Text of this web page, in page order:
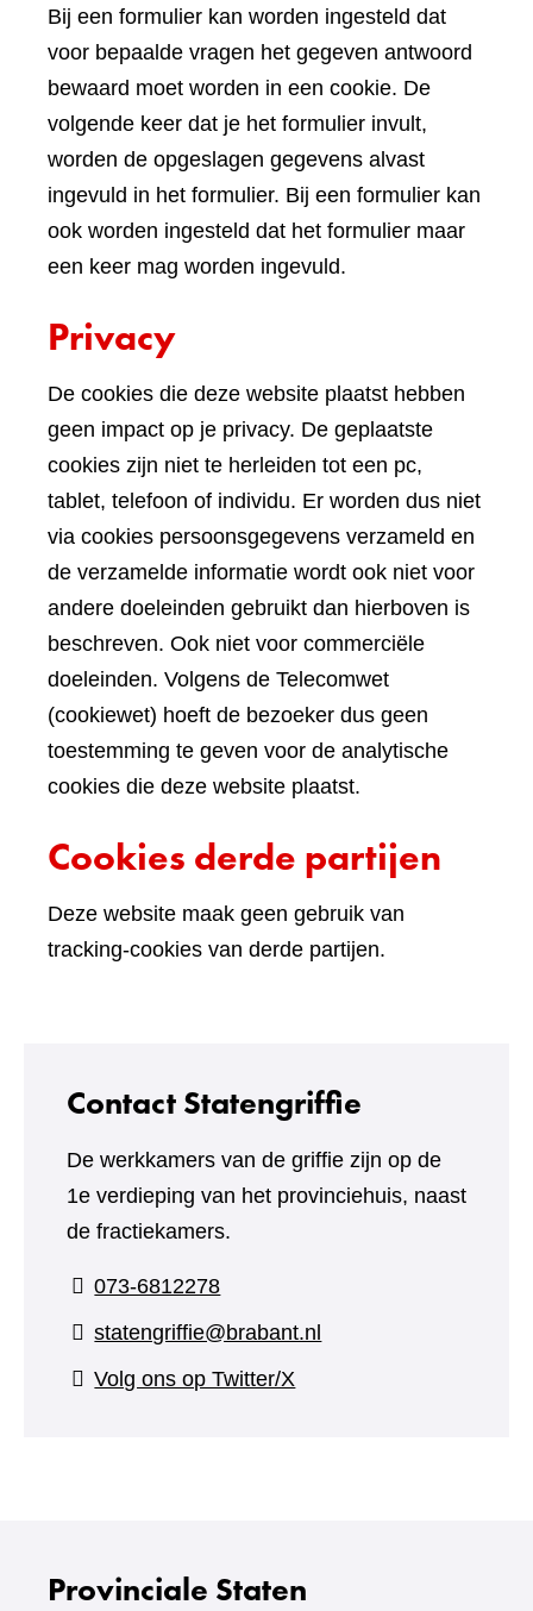
Bij een formulier kan worden ingesteld dat
voor bepaalde vragen het gegeven antwoord
bewaard moet worden in een cookie. De
volgende keer dat je het formulier invult,
worden de opgeslagen gegevens alvast
ingevuld in het formulier. Bij een formulier kan
ook worden ingesteld dat het formulier maar
een keer mag worden ingevuld.
Privacy
De cookies die deze website plaatst hebben
geen impact op je privacy. De geplaatste
cookies zijn niet te herleiden tot een pc,
tablet, telefoon of individu. Er worden dus niet
via cookies persoonsgegevens verzameld en
de verzamelde informatie wordt ook niet voor
andere doeleinden gebruikt dan hierboven is
beschreven. Ook niet voor commerciële
doeleinden. Volgens de Telecomwet
(cookiewet) hoeft de bezoeker dus geen
toestemming te geven voor de analytische
cookies die deze website plaatst.
Cookies derde partijen
Deze website maak geen gebruik van
tracking-cookies van derde partijen.
Contact Statengriffie
De werkkamers van de griffie zijn op de
1e verdieping van het provinciehuis, naast
de fractiekamers.
073-6812278
statengriffie@brabant.nl
Volg ons op Twitter/X
Provinciale Staten